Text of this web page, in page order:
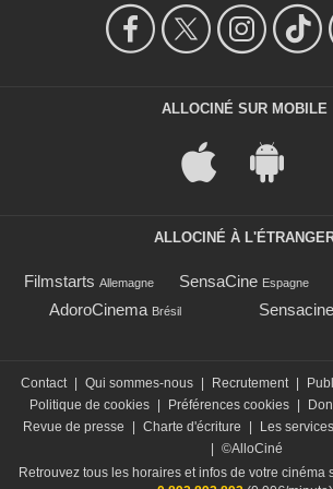
ALLOCINÉ SUR MOBILE
ALLOCINÉ À
Filmstarts Allemagne SensaCine Espagne
AdoroCinema Brésil
Contact Qui sommes-nous Recrutement
Politique de cookies
Préférences cookies
Revue de presse
Charte d'écriture Les
©AlloCiné
Retrouvez tous les horaires et infos de votre cinéma